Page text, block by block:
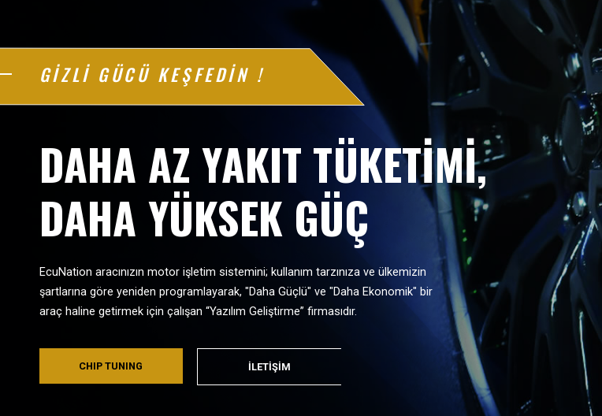
GİZLİ GÜCÜ KEŞFEDİN !
DAHA AZ YAKIT TÜKETİMİ,
DAHA YÜKSEK GÜÇ
EcuNation aracınızın motor işletim sistemini; kullanım tarzınıza ve ülkemizin
şartlarına göre yeniden programlayarak, "Daha Güçlü" ve "Daha Ekonomik" bir
araç haline getirmek için çalışan “Yazılım Geliştirme” firmasıdır.
CHIP TUNING İLETİŞİM